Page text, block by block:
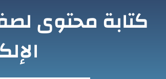
كتابة محتوى